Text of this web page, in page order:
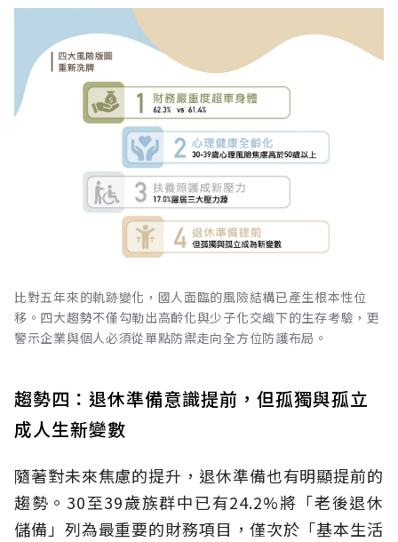
比對五年來的軌跡變化，國人面臨的風險結構已產生根本性位
移。四大趨勢不僅勾勒出高齡化與少子化交織下的生存考驗，更
警示企業與個人必須從單點防禦走向全方位防護布局。
趨勢四：退休準備意識提前，但孤獨與孤立
成人生新變數
隨著對未來焦慮的提升，退休準備也有明顯提前的
趨勢。30至39歲族群中已有24.2%將「老後退休
儲備」列為最重要的財務項目，僅次於「基本生活